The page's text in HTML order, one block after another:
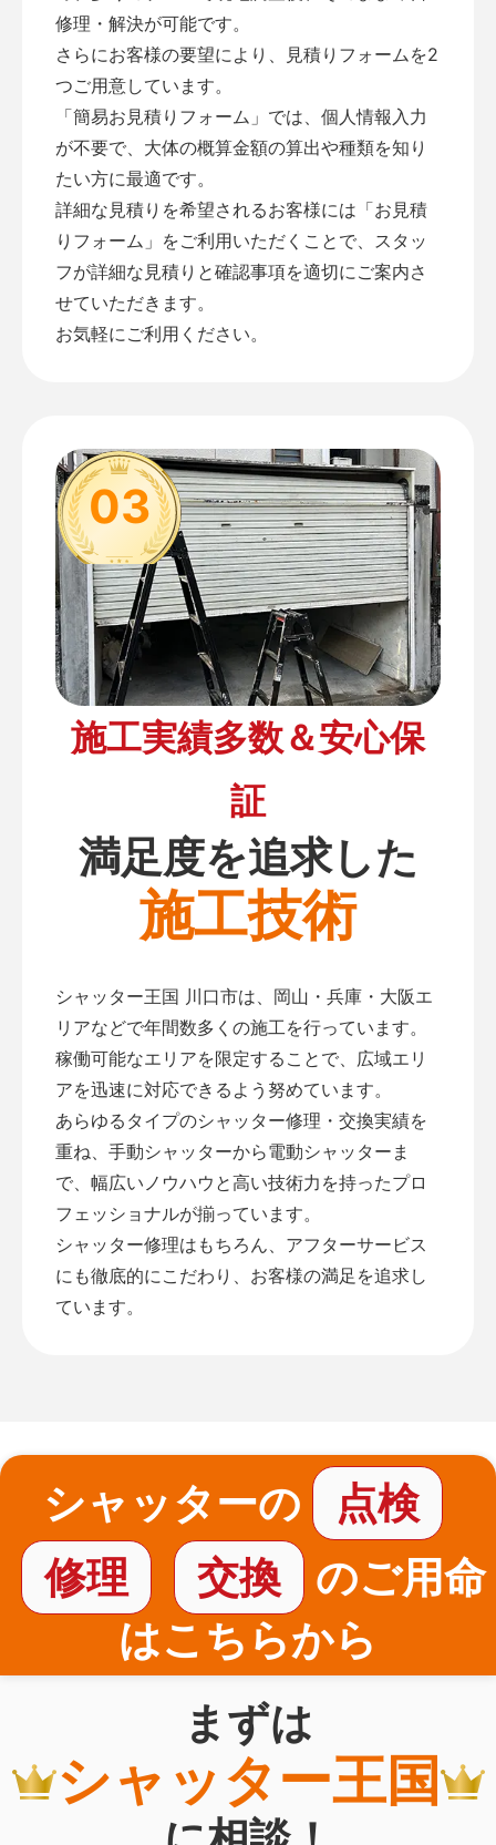
修理・解決が可能です。
さらにお客様の要望により、見積りフォームを2
つご用意しています。
「簡易お見積りフォーム 」では、個人情報入力
が不要で、大体の概算金額の算出や種類を知り
たい方に最適です。
詳細な見積りを希望されるお客様には「お見積
りフォーム 」をご利用いただくことで、スタッ
フが詳細な見積りと確認事項を適切にご案内さ
せていただきます。
お気軽にご利用ください。
03
施工実績多数＆安心保
証
満足度を追求した
施工技術
シャッター王国 川口市は、岡山・兵庫・大阪エ
リアなどで年間数多くの施工を行っています。
稼働可能なエリアを限定することで、広域エリ
アを迅速に対応できるよう努めています。
あらゆるタイプのシャッター修理・交換実績を
重ね、手動シャッターから電動シャッターま
で、幅広いノウハウと高い技術力を持ったプロ
フェッショナルが揃っています。
シャッター修理はもちろん、アフターサービス
にも徹底的にこだわり、お客様の満足を追求し
ています。
シャッターの
点検
修理
交換
のご用命
はこちらから
まずは
シャッター王国